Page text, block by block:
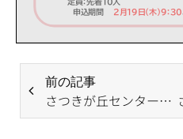
前の記事
さつきが丘センターだより（2月号）